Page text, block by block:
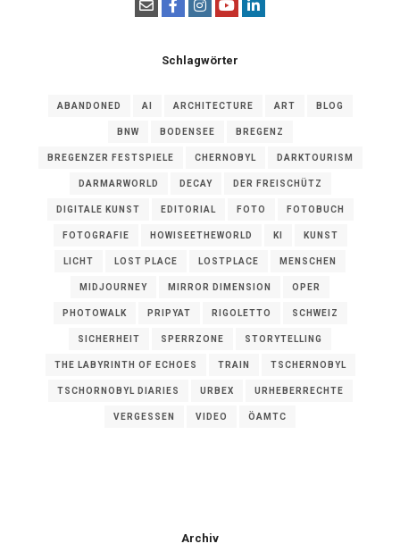
Schlagwörter
ABANDONED AI ARCHITECTURE ART BLOG
BNW BODENSEE BREGENZ
BREGENZER FESTSPIELE CHERNOBYL DARKTOURISM
DARMARWORLD DECAY DER FREISCHÜTZ
DIGITALE KUNST EDITORIAL FOTO FOTOBUCH
FOTOGRAFIE HOWISEETHEWORLD KI KUNST
LICHT LOST PLACE LOSTPLACE MENSCHEN
MIDJOURNEY MIRROR DIMENSION OPER
PHOTOWALK PRIPYAT RIGOLETTO SCHWEIZ
SICHERHEIT SPERRZONE STORYTELLING
THE LABYRINTH OF ECHOES TRAIN TSCHERNOBYL
TSCHORNOBYL DIARIES URBEX URHEBERRECHTE
VERGESSEN VIDEO ÖAMTC
Archiv